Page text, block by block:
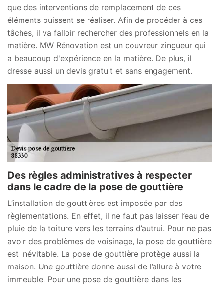
que des interventions de remplacement de ces
éléments puissent se réaliser. Afin de procéder à ces
tâches, il va falloir rechercher des professionnels en la
matière. MW Rénovation est un couvreur zingueur qui
a beaucoup d'expérience en la matière. De plus, il
dresse aussi un devis gratuit et sans engagement.
Des règles administratives à respecter
dans le cadre de la pose de gouttière
L’installation de gouttières est imposée par des
règlementations. En effet, il ne faut pas laisser l’eau de
pluie de la toiture vers les terrains d’autrui. Pour ne pas
avoir des problèmes de voisinage, la pose de gouttière
est inévitable. La pose de gouttière protège aussi la
maison. Une gouttière donne aussi de l’allure à votre
immeuble. Pour une pose de gouttière dans les